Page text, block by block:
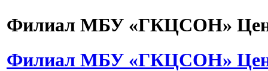
Филиал МБУ «ГКЦСОН»
Филиал МБУ «ГКЦСОН»